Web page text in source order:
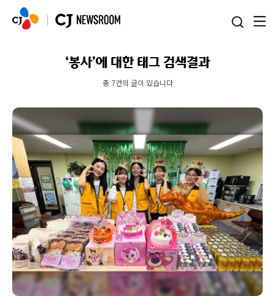
‘봉사’에 대한 태그 검색결과
총 7건의 글이 있습니다